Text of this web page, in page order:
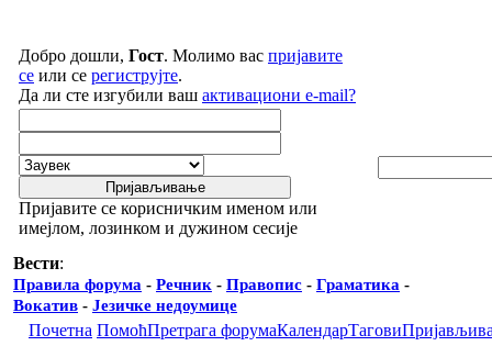
Добро дошли, Гост. Молимо вас пријавите
се или се региструјте.
Да ли сте изгубили ваш активациони e-mail?
Пријавите се корисничким именом или
имејлом, лозинком и дужином сесије
Вести:
Правила форума - Речник - Правопис - Граматика -
Вокатив - Језичке недоумице
Почетна ПомоћПретрага форумаКалендарТагови